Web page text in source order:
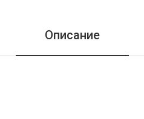
Описание